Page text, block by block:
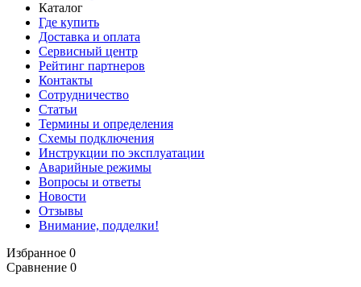
Каталог
Где купить
Доставка и оплата
Сервисный центр
Рейтинг партнеров
Контакты
Сотрудничество
Статьи
Термины и определения
Схемы подключения
Инструкции по эксплуатации
Аварийные режимы
Вопросы и ответы
Новости
Отзывы
Внимание, подделки!
Избранное 0
Сравнение 0